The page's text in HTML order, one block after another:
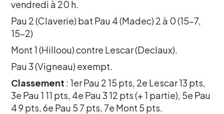
vendredi à 20 h.
Pau 2 (Claverie) bat Pau 4 (Madec) 2 à 0 (15-7,
15-2)
Mont 1 (Hilloou) contre Lescar (Declaux).
Pau 3 (Vigneau) exempt.
Classement : 1er Pau 2 15 pts, 2e Lescar 13 pts,
3e Pau 1 11 pts, 4e Pau 3 12 pts (+ 1 partie), 5e Pau
4 9 pts, 6e Pau 5 7 pts, 7e Mont 5 pts.